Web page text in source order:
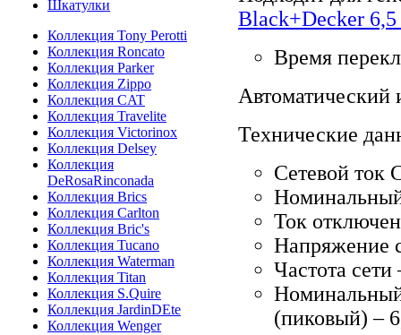
Шкатулки
Коллекция Tony Perotti
Коллекция Roncato
Коллекция Parker
Коллекция Zippo
Коллекция CAT
Коллекция Travelite
Коллекция Victorinox
Коллекция Delsey
Коллекция
DeRosaRinconada
Коллекция Brics
Коллекция Carlton
Коллекция Bric's
Коллекция Tucano
Коллекция Waterman
Коллекция Titan
Коллекция S.Quire
Коллекция JardinDEte
Коллекция Wenger
Black+Decker
Время
Технические
Сетевой ток
Ток
Напряжение
Частота
(пиковый) –